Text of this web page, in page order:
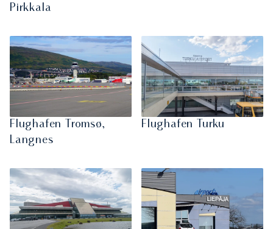
Pirkkala
Flughafen Tromsø,
Langnes
Flughafen Turku